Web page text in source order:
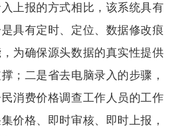
上报的方式相比，该系统具有
具有定时、定位、数据修改痕
为确保源头数据的真实性提供
；二是省去电脑录入的步骤，
消费价格调查工作人员的工作
价格、即时审核、即时上报，